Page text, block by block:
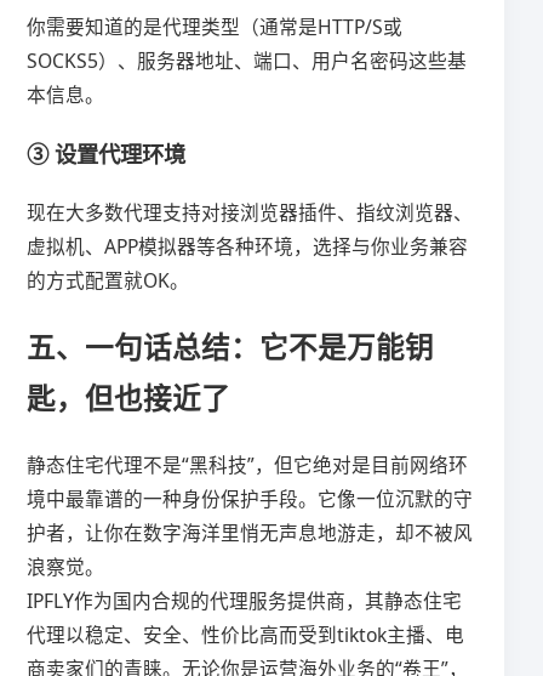
你需要知道的是代理类型（通常是HTTP/S或
SOCKS5）、服务器地址、端口、用户名密码这些基
本信息。
③ 设置代理环境
现在大多数代理支持对接浏览器插件、指纹浏览器、
虚拟机、APP模拟器等各种环境，选择与你业务兼容
的方式配置就OK。
五、一句话总结：它不是万能钥
匙，但也接近了
静态住宅代理不是“黑科技”，但它绝对是目前网络环
境中最靠谱的一种身份保护手段。它像一位沉默的守
护者，让你在数字海洋里悄无声息地游走，却不被风
浪察觉。
IPFLY作为国内合规的代理服务提供商，其静态住宅
代理以稳定、安全、性价比高而受到tiktok主播、电
商卖家们的青睐。无论你是运营海外业务的“卷王”，